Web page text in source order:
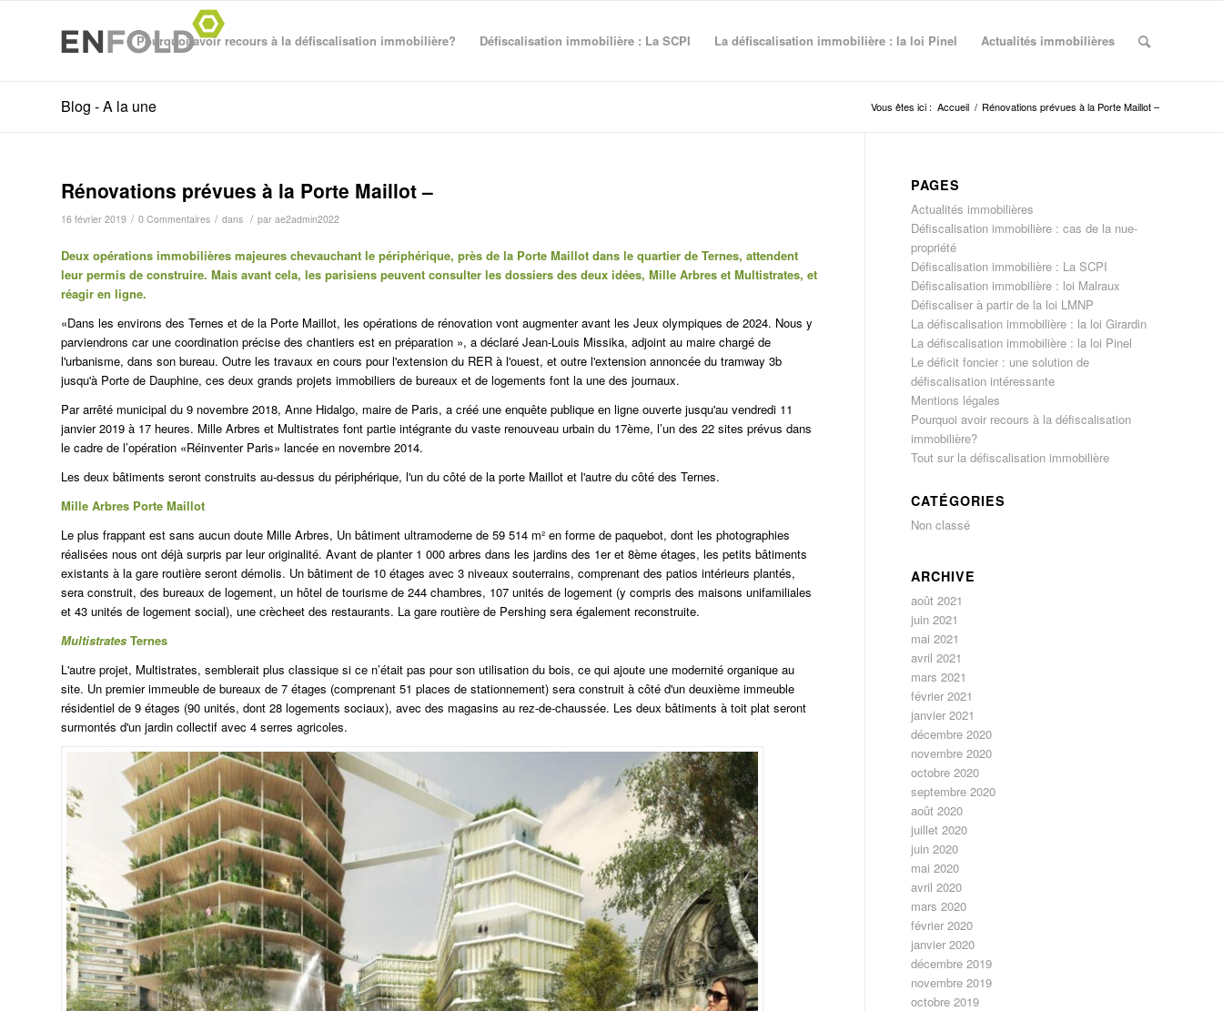
Pourquoi avoir recours à la défiscalisation immobilière? Défiscalisation immobilière : La SCPI La défiscalisation immobilière : la loi Pinel Actualités immobilières
Blog - A la une Vous êtes ici : Accueil / Rénovations prévues à la Porte Maillot –
Rénovations prévues à la Porte Maillot –
16 février 2019 / 0 Commentaires / dans / par ae2admin2022
Deux opérations immobilières majeures chevauchant le périphérique, près de la Porte Maillot dans le quartier de Ternes, attendent
leur permis de construire. Mais avant cela, les parisiens peuvent consulter les dossiers des deux idées, Mille Arbres et Multistrates, et
réagir en ligne.
«Dans les environs des Ternes et de la Porte Maillot, les opérations de rénovation vont augmenter avant les Jeux olympiques de 2024. Nous y
parviendrons car une coordination précise des chantiers est en préparation », a déclaré Jean-Louis Missika, adjoint au maire chargé de
l'urbanisme, dans son bureau. Outre les travaux en cours pour l'extension du RER à l'ouest, et outre l'extension annoncée du tramway 3b
jusqu'à Porte de Dauphine, ces deux grands projets immobiliers de bureaux et de logements font la une des journaux.
Par arrêté municipal du 9 novembre 2018, Anne Hidalgo, maire de Paris, a créé une enquête publique en ligne ouverte jusqu'au vendredi 11
janvier 2019 à 17 heures. Mille Arbres et Multistrates font partie intégrante du vaste renouveau urbain du 17ème, l’un des 22 sites prévus dans
le cadre de l’opération «Réinventer Paris» lancée en novembre 2014.
Les deux bâtiments seront construits au-dessus du périphérique, l'un du côté de la porte Maillot et l'autre du côté des Ternes.
Mille Arbres Porte Maillot
Le plus frappant est sans aucun doute Mille Arbres, Un bâtiment ultramoderne de 59 514 m² en forme de paquebot, dont les photographies
réalisées nous ont déjà surpris par leur originalité. Avant de planter 1 000 arbres dans les jardins des 1er et 8ème étages, les petits bâtiments
existants à la gare routière seront démolis. Un bâtiment de 10 étages avec 3 niveaux souterrains, comprenant des patios intérieurs plantés,
sera construit, des bureaux de logement, un hôtel de tourisme de 244 chambres, 107 unités de logement (y compris des maisons unifamiliales
et 43 unités de logement social), une crècheet des restaurants. La gare routière de Pershing sera également reconstruite.
Multistrates Ternes
L'autre projet, Multistrates, semblerait plus classique si ce n’était pas pour son utilisation du bois, ce qui ajoute une modernité organique au
site. Un premier immeuble de bureaux de 7 étages (comprenant 51 places de stationnement) sera construit à côté d'un deuxième immeuble
résidentiel de 9 étages (90 unités, dont 28 logements sociaux), avec des magasins au rez-de-chaussée. Les deux bâtiments à toit plat seront
surmontés d'un jardin collectif avec 4 serres agricoles.
PAGES
Actualités immobilières
Défiscalisation immobilière : cas de la nue-
propriété
Défiscalisation immobilière : La SCPI
Défiscalisation immobilière : loi Malraux
Défiscaliser à partir de la loi LMNP
La défiscalisation immobilière : la loi Girardin
La défiscalisation immobilière : la loi Pinel
Le déficit foncier : une solution de
défiscalisation intéressante
Mentions légales
Pourquoi avoir recours à la défiscalisation
immobilière?
Tout sur la défiscalisation immobilière
CATÉGORIES
Non classé
ARCHIVE
août 2021
juin 2021
mai 2021
avril 2021
mars 2021
février 2021
janvier 2021
décembre 2020
novembre 2020
octobre 2020
septembre 2020
août 2020
juillet 2020
juin 2020
mai 2020
avril 2020
mars 2020
février 2020
janvier 2020
décembre 2019
novembre 2019
octobre 2019